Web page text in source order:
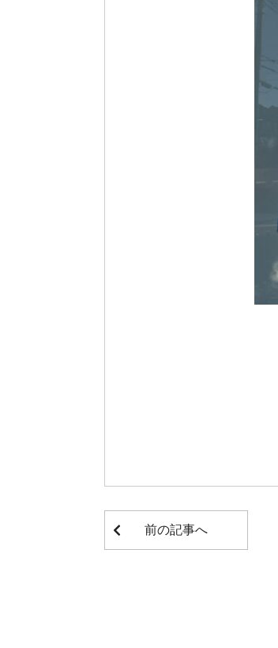
前の記事へ